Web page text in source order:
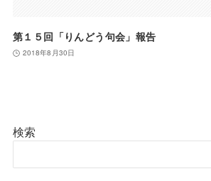
第１５回「りんどう句会」報告
2018年8月30日
検索